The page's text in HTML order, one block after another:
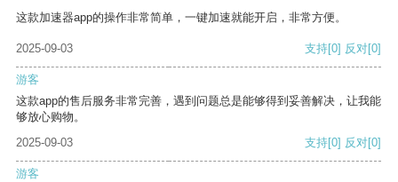
这款加速器app的操作非常简单，一键加速就能开启，非常方便。
2025-09-03 支持[0] 反对[0]
游客
这款app的售后服务非常完善，遇到问题总是能够得到妥善解决，让我能
够放心购物。
2025-09-03
支持[0] 反对[0]
游客